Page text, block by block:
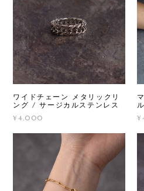
ワイドチェーン メタリックリ
ング / サージカルステンレス
¥4,000